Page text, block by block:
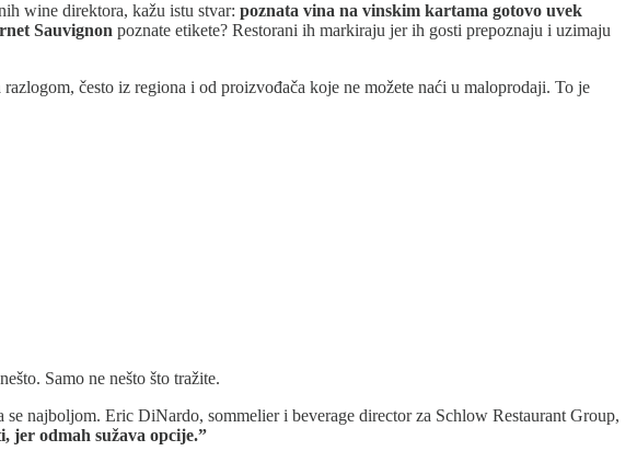
wine direktora, kažu istu stvar: poznata vina na vinskim kartama gotovo uvek
Sauvignon poznate etikete? Restorani ih markiraju jer ih gosti prepoznaju i uzimaju
često iz regiona i od proizvođača koje ne možete naći u maloprodaji. To je
Samo ne nešto što tražite.
najboljom. Eric DiNardo, sommelier i beverage director za Schlow Restaurant Group,
jer odmah sužava opcije.”